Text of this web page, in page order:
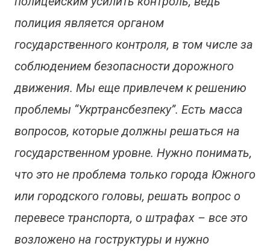
полиция является органом
государственного контроля, в том числе за
соблюдением безопасности дорожного
движения. Мы еще привлечем к решению
проблемы “Укртрансбезпеку”. Есть масса
вопросов, которые должны решаться на
государственном уровне. Нужно понимать,
что это не проблема только города Южного
или городского головы, решать вопрос о
перевесе транспорта, о штрафах – все это
возложено на гоструктуры и нужно